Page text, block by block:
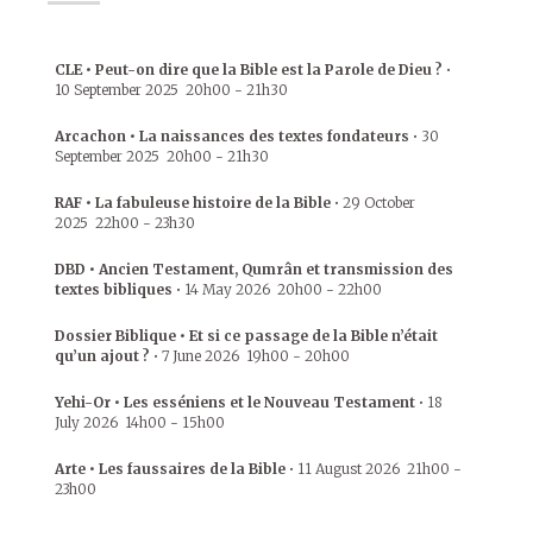
CLE • Peut-on dire que la Bible est la Parole de Dieu ? •
10 September 2025 20h00 - 21h30
Arcachon • La naissances des textes fondateurs • 30
September 2025 20h00 - 21h30
RAF • La fabuleuse histoire de la Bible • 29 October
2025 22h00 - 23h30
DBD • Ancien Testament, Qumrân et transmission des
textes bibliques • 14 May 2026 20h00 - 22h00
Dossier Biblique • Et si ce passage de la Bible n’était
qu’un ajout ? • 7 June 2026 19h00 - 20h00
Yehi-Or • Les esséniens et le Nouveau Testament • 18
July 2026 14h00 - 15h00
Arte • Les faussaires de la Bible • 11 August 2026 21h00 -
23h00